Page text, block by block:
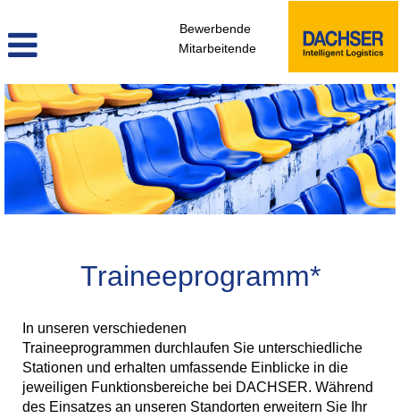
Bewerbende
Mitarbeitende
Traineeprogramm
Traineeprogramm*
In unseren verschiedenen
Traineeprogrammen durchlaufen Sie unterschiedliche
Stationen und erhalten umfassende Einblicke in die
jeweiligen Funktionsbereiche bei DACHSER. Während
des Einsatzes an unseren Standorten erweitern Sie Ihr